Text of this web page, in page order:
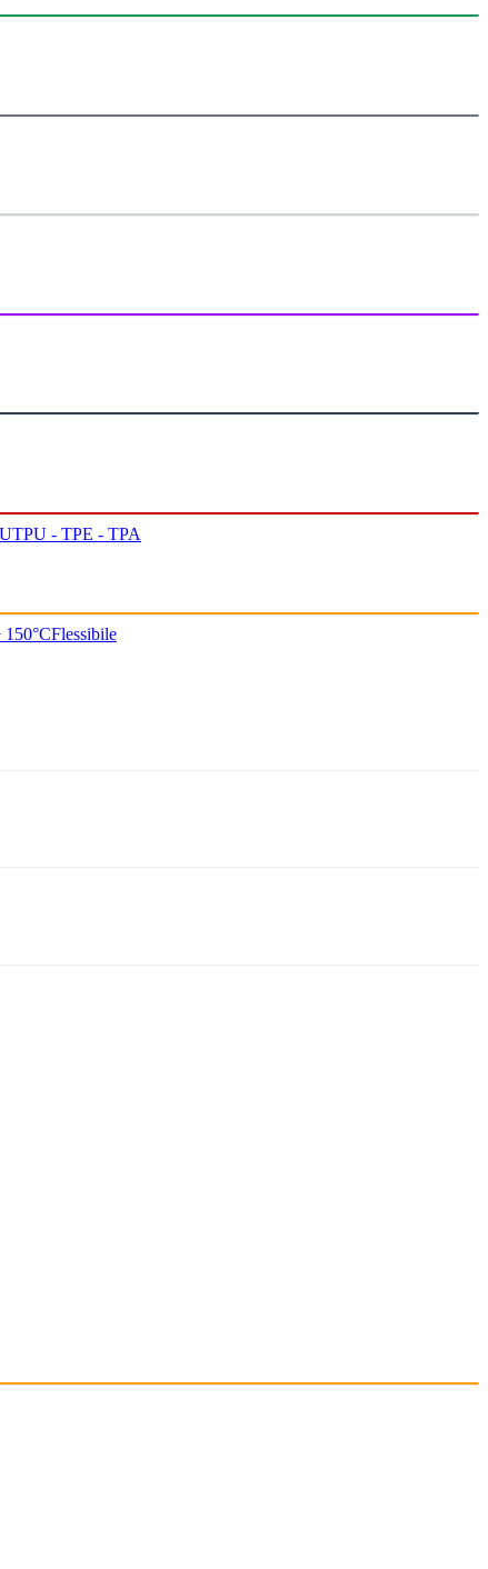
TPU - TPE - TPA
150°CFlessibile